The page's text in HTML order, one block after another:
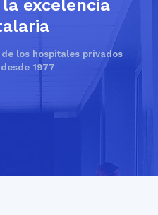
excelencia
los hospitales privados
1977